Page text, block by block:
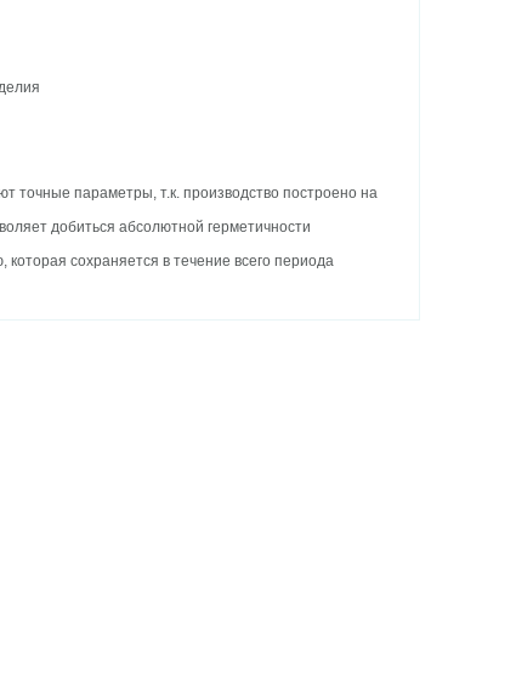
точные параметры, т.к. производство построено на
добиться абсолютной герметичности
сохраняется в течение всего периода